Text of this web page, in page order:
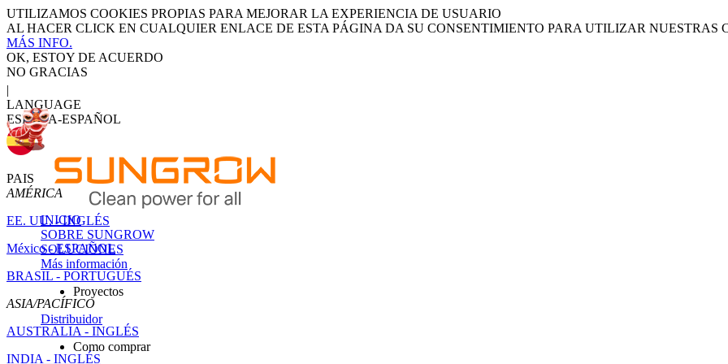
UTILIZAMOS COOKIES PROPIAS PARA MEJORAR LA EXPERIENCIA DE USUARIO
AL HACER CLICK EN CUALQUIER ENLACE DE ESTA PÁGINA DA SU CONSENTIMIENTO PARA UTILIZAR NUESTRAS
MÁS INFO.
OK, ESTOY DE ACUERDO
NO GRACIAS
|
LANGUAGE
ESPAÑA-ESPAÑOL
PAIS
AMÉRICA
EE. UU. - INGLÉS
México - ESPAÑOL
BRASIL - PORTUGUÉS
ASIA/PACÍFICO
AUSTRALIA - INGLÉS
INDIA - INGLÉS
INICIO
SOBRE SUNGROW
SOLUCIONES
Más información
Proyectos
Distribuidor
Como comprar